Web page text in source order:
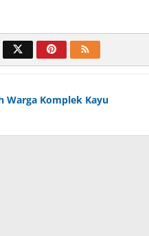
Warga Komplek Kayu